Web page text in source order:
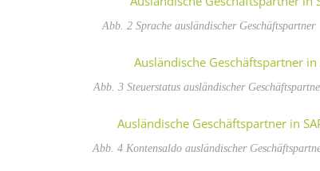
Abb. 2 Sprache ausländischer Geschäftspartner
Abb. 3 Steuerstatus ausländischer
Abb. 4 Kontensaldo ausländischer